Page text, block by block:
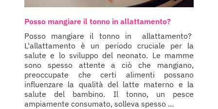
Posso mangiare il tonno in allattamento?
Posso mangiare il tonno in allattamento?
L'allattamento è un periodo cruciale per la
salute e lo sviluppo del neonato. Le mamme
sono spesso attente a ciò che mangiano,
preoccupate che certi alimenti possano
influenzare la qualità del latte materno e la
salute del bambino. Il tonno, un pesce
ampiamente consumato, solleva spesso ...